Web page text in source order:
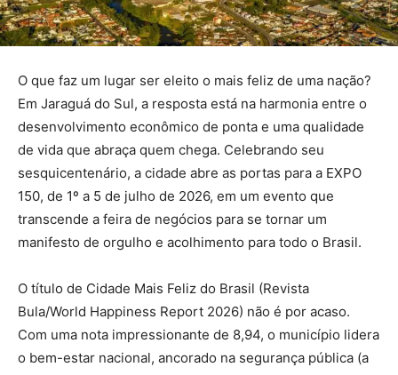
O que faz um lugar ser eleito o mais feliz de uma nação?
Em Jaraguá do Sul, a resposta está na harmonia entre o
desenvolvimento econômico de ponta e uma qualidade
de vida que abraça quem chega. Celebrando seu
sesquicentenário, a cidade abre as portas para a EXPO
150, de 1º a 5 de julho de 2026, em um evento que
transcende a feira de negócios para se tornar um
manifesto de orgulho e acolhimento para todo o Brasil.
O título de Cidade Mais Feliz do Brasil (Revista
Bula/World Happiness Report 2026) não é por acaso.
Com uma nota impressionante de 8,94, o município lidera
o bem-estar nacional, ancorado na segurança pública (a